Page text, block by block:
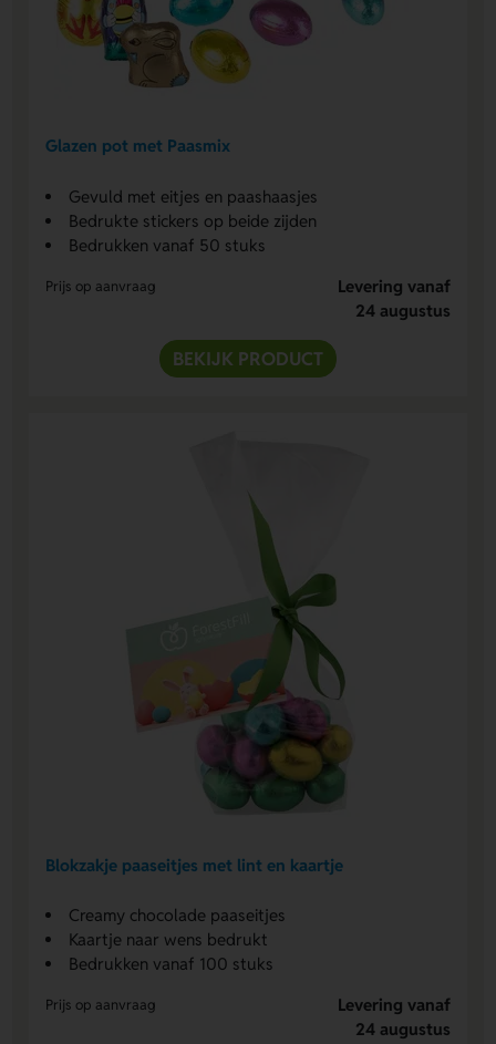
Glazen pot met Paasmix
Gevuld met eitjes en paashaasjes
Bedrukte stickers op beide zijden
Bedrukken vanaf 50 stuks
Prijs op aanvraag
Levering vanaf
24 augustus
BEKIJK PRODUCT
Blokzakje paaseitjes met lint en kaartje
Creamy chocolade paaseitjes
Kaartje naar wens bedrukt
Bedrukken vanaf 100 stuks
Prijs op aanvraag
Levering vanaf
24 augustus